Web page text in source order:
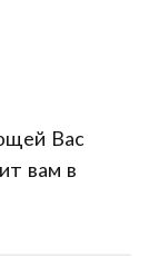
Вас
вам в